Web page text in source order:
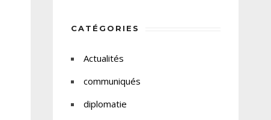
CATÉGORIES
Actualités
communiqués
diplomatie